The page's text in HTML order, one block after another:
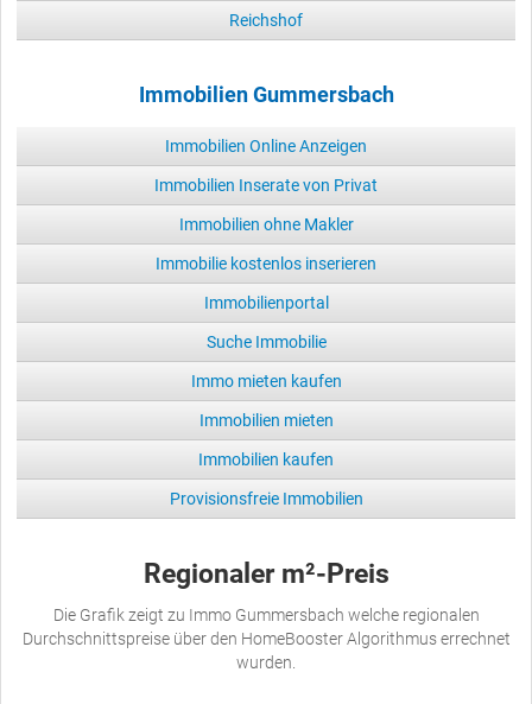
Reichshof
Immobilien Gummersbach
Immobilien Online Anzeigen
Immobilien Inserate von Privat
Immobilien ohne Makler
Immobilie kostenlos inserieren
Immobilienportal
Suche Immobilie
Immo mieten kaufen
Immobilien mieten
Immobilien kaufen
Provisionsfreie Immobilien
Regionaler m²-Preis
Die Grafik zeigt zu Immo Gummersbach welche regionalen
Durchschnittspreise über den HomeBooster Algorithmus errechnet
wurden.